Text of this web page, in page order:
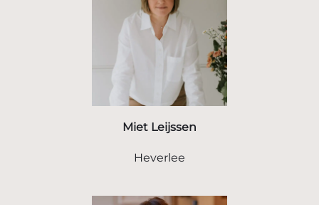
Miet Leijssen
Heverlee